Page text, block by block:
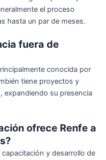
el proceso
hasta un par de meses.
fuera de
conocida por
tiene proyectos y
expandiendo su presencia
ofrece Renfe a
capacitación y desarrollo de